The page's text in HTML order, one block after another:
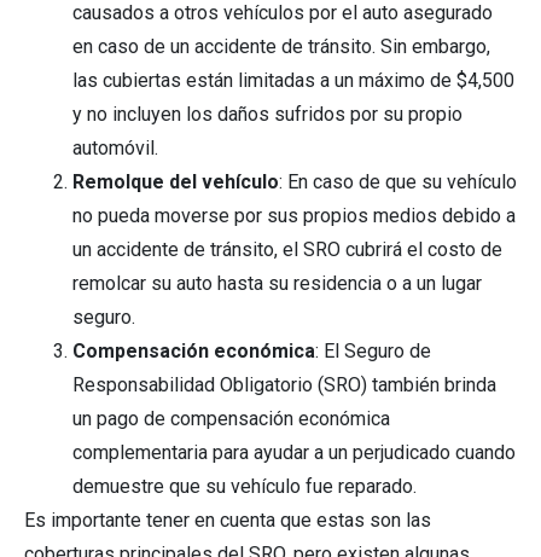
causados a otros vehículos por el auto asegurado
en caso de un accidente de tránsito. Sin embargo,
las cubiertas están limitadas a un máximo de $4,500
y no incluyen los daños sufridos por su propio
automóvil.
Remolque del vehículo: En caso de que su vehículo
no pueda moverse por sus propios medios debido a
un accidente de tránsito, el SRO cubrirá el costo de
remolcar su auto hasta su residencia o a un lugar
seguro.
Compensación económica: El Seguro de
Responsabilidad Obligatorio (SRO) también brinda
un pago de compensación económica
complementaria para ayudar a un perjudicado cuando
demuestre que su vehículo fue reparado.
Es importante tener en cuenta que estas son las